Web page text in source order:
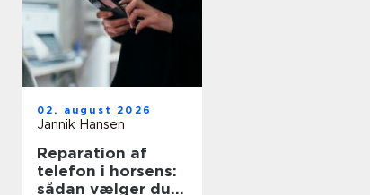
02. august 2026
Jannik Hansen
Reparation af
telefon i horsens:
sådan vælger du